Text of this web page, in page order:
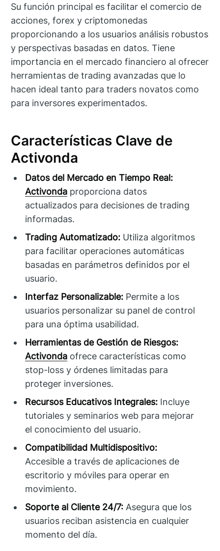
Su función principal es facilitar el comercio de
acciones, forex y criptomonedas
proporcionando a los usuarios análisis robustos
y perspectivas basadas en datos. Tiene
importancia en el mercado financiero al ofrecer
herramientas de trading avanzadas que lo
hacen ideal tanto para traders novatos como
para inversores experimentados.
Características Clave de
Activonda
Datos del Mercado en Tiempo Real:
Activonda proporciona datos
actualizados para decisiones de trading
informadas.
Trading Automatizado: Utiliza algoritmos
para facilitar operaciones automáticas
basadas en parámetros definidos por el
usuario.
Interfaz Personalizable: Permite a los
usuarios personalizar su panel de control
para una óptima usabilidad.
Herramientas de Gestión de Riesgos:
Activonda ofrece características como
stop-loss y órdenes limitadas para
proteger inversiones.
Recursos Educativos Integrales: Incluye
tutoriales y seminarios web para mejorar
el conocimiento del usuario.
Compatibilidad Multidispositivo:
Accesible a través de aplicaciones de
escritorio y móviles para operar en
movimiento.
Soporte al Cliente 24/7: Asegura que los
usuarios reciban asistencia en cualquier
momento del día.